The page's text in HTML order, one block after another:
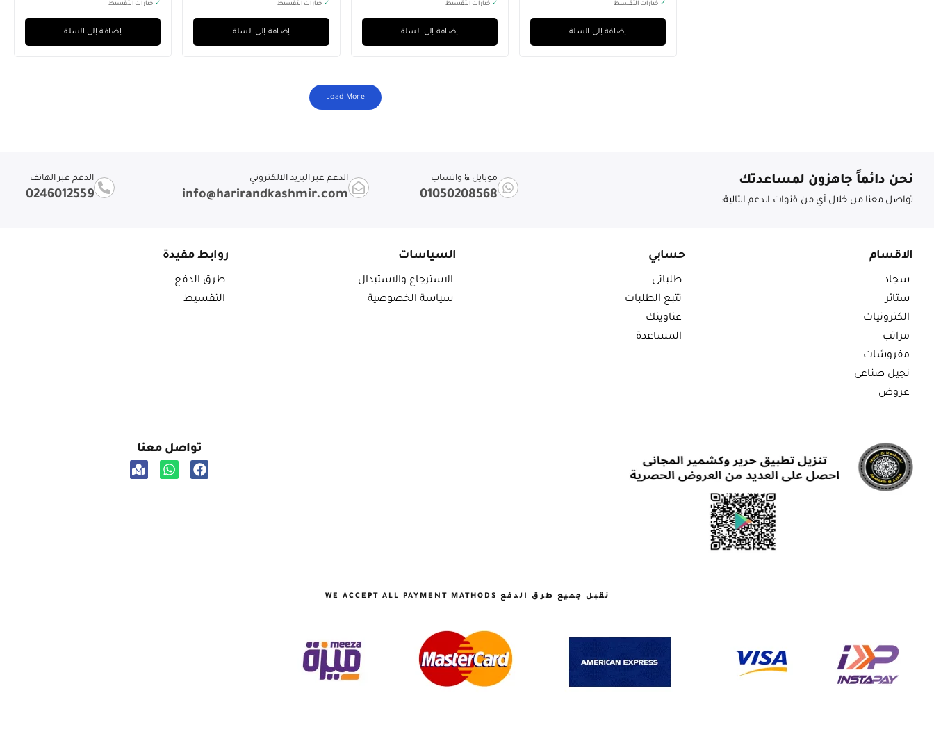
✓ خيارات التقسيط
إضافة إلى السلة
✓ خيارات التقسيط
إضافة إلى السلة
✓ خيارات التقسيط
إضافة إلى السلة
✓ خيارات التقسيط
إضافة إلى السلة
Load More
نحن دائماً جاهزون لمساعدتك
تواصل معنا من خلال أي من قنوات الدعم التالية:
موبايل & واتساب
01050208568
الدعم عبر البريد الالكتروني
info@harirandkashmir.com
الدعم عبر الهاتف
0246012559
الاقسام
سجاد
ستائر
الكترونيات
مراتب
مفروشات
نجيل صناعى
عروض
حسابي
طلباتى
تتبع الطلبات
عناوينك
المساعدة
السياسات
الاسترجاع والاستبدال
سياسة الخصوصية
روابط مفيدة
طرق الدفع
التقسيط
تواصل معنا
نقبل جميع طرق الدفع WE ACCEPT ALL PAYMENT MATHODS